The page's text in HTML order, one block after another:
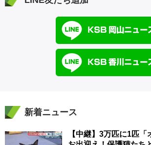
新着ニュース
【中継】3万匹に1匹